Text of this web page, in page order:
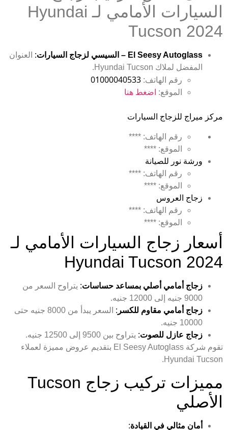
السيارات الأمامي لـ Hyundai
Tucson 2024
El Seesy Autoglass – السيسي لزجاج السيارات : العنوان
المفضل لملاك Hyundai Tucson.
رقم الهاتف: 01000040533
الموقع: اضغط هنا
مركز ميراج للزجاج السيارات
رقم الهاتف: ****
الموقع: ****
ورشة نور للصيانة
رقم الهاتف: ****
الموقع: ****
زجاج العروس
رقم الهاتف: ****
الموقع: ****
أسعار زجاج السيارات الأمامي لـ
Hyundai Tucson 2024
زجاج أمامي أصلي بمساعد حساسات: يتراوح السعر من
9000 جنيه إلى 12000 جنيه.
زجاج أمامي مقاوم للكسر :
السعر يبدأ من 8000 جنيه حتى
10000 جنيه.
زجاج عازل للصوت: يتراوح بين 9500 إلى 12500 جنيه.
تقوم شركة El Seesy Autoglass بتقديم عروض مميزة لعملاء
Hyundai Tucson.
مميزات تركيب زجاج Tucson
الأصلي
أمان مثالي في القيادة: